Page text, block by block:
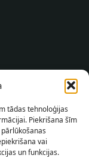
tādas tehnoloģijas
Piekrišana šīm
vai
un funkcijas.